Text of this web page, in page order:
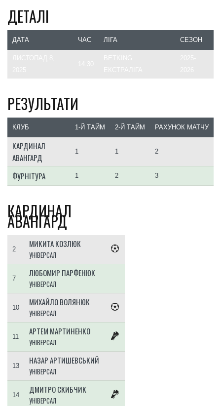
ДЕТАЛІ
ДАТА ЧАС ЛІГА СЕЗОН
РЕЗУЛЬТАТИ
КЛУБ 1-Й ТАЙМ 2-Й ТАЙМ РАХУНОК МАТЧУ
КАРДИНАЛ
АВАНГАРД
1 1 2
ФУРНІТУРА 1 2 3
КАРДИНАЛ
АВАНГАРД
2
МИКИТА КОЗЛЮК
УНІВЕРСАЛ
7
ЛЮБОМИР ПАРФЕНЮК
УНІВЕРСАЛ
10
МИХАЙЛО ВОЛЯНЮК
УНІВЕРСАЛ
11
АРТЕМ МАРТИНЕНКО
УНІВЕРСАЛ
13
НАЗАР АРТИШЕВСЬКИЙ
УНІВЕРСАЛ
14
ДМИТРО СКИБЧИК
УНІВЕРСАЛ